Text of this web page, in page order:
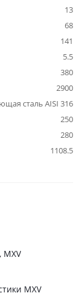
13
68
141
5.5
380
2900
сталь AISI 316
250
280
1108.5
MXV
MXV